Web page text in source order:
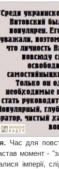
Час для
момент -
імперії,